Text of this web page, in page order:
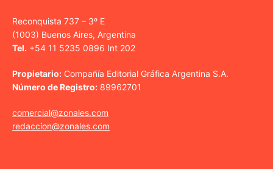
Reconquista 737 – 3º E
(1003) Buenos Aires, Argentina
Tel. +54 11 5235 0896 Int 202
Propietario: Compañía Editorial Gráfica Argentina S.A.
Número de Registro: 89962701
comercial@zonales.com
redaccion@zonales.com